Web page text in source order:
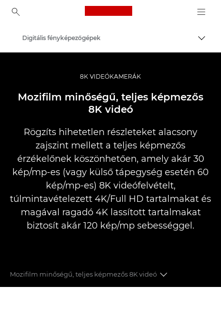
Canon Logo, back to
Digitális fényképezőgépek
8K VIDEÓKAMERÁK
Mozifilm minőségű, teljes képmezős
8K videó
Rögzíts hihetetlen részleteket alacsony
zajszint mellett a teljes képmezős
érzékelőnek köszönhetően, amely akár 30
kép/mp-es (vagy külső tápegység esetén 60
kép/mp-es) 8K videófelvételt,
túlmintavételezett 4K/Full HD tartalmakat és
magával ragadó 4K lassított tartalmakat
biztosít akár 120 kép/mp sebességgel.
Mozifilm minőségű, teljes képmezős 8K videó